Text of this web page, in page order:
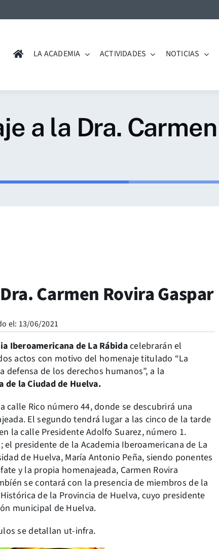
LA ACADEMIA ACTIVIDADES NOTICIAS
a la Dra. Carmen
Carmen Rovira Gaspar
el: 13/06/2021
Iberoamericana de La Rábidacelebrarán el
actos con motivo del homenaje titulado “La
de los derechos humanos”, a la
de la Ciudad de Huelva.
calle Rico número 44, donde se descubrirá una
El segundo tendrá lugar a las cinco de la tarde
la calle Presidente Adolfo Suarez, número 1.
presidente de la Academia Iberoamericana de La
de Huelva, María Antonio Peña, siendo ponentes
y la propia homenajeada, Carmen Rovira
se contará con la presencia de miembros de la
de la Provincia de Huelva, cuyo presidente
municipal de Huelva.
se detallan ut-infra.